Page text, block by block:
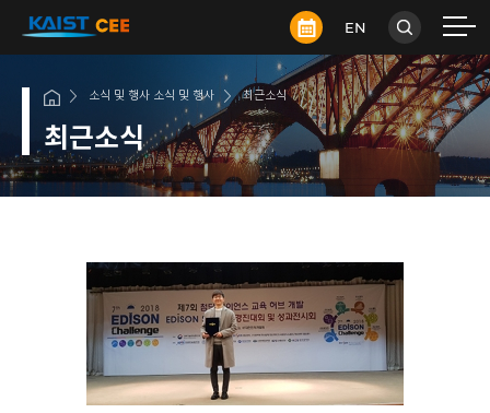
EN
소식 및 행사 소식 및 행사 최근소식
최근소식